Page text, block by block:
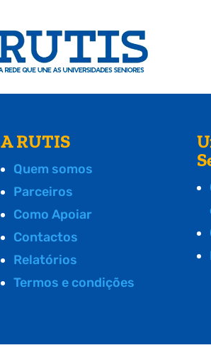
A RUTIS
Quem somos
Parceiros
Como Apoiar
Contactos
Relatórios
Termos e condições